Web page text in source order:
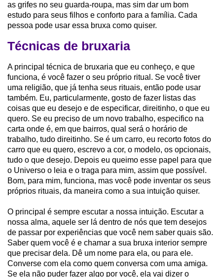
as grifes no seu guarda-roupa, mas sim dar um bom
estudo para seus filhos e conforto para a família. Cada
pessoa pode usar essa bruxa como quiser.
Técnicas de bruxaria
A principal técnica de bruxaria que eu conheço, e que
funciona, é você fazer o seu próprio ritual. Se você tiver
uma religião, que já tenha seus rituais, então pode usar
também. Eu, particularmente, gosto de fazer listas das
coisas que eu desejo e de especificar, direitinho, o que eu
quero. Se eu preciso de um novo trabalho, especifico na
carta onde é, em que bairros, qual será o horário de
trabalho, tudo direitinho. Se é um carro, eu recorto fotos do
carro que eu quero, escrevo a cor, o modelo, os opcionais,
tudo o que desejo. Depois eu queimo esse papel para que
o Universo o leia e o traga para mim, assim que possível.
Bom, para mim, funciona, mas você pode inventar os seus
próprios rituais, da maneira como a sua intuição quiser.
O principal é sempre escutar a nossa intuição. Escutar a
nossa alma, aquele ser lá dentro de nós que tem desejos
de passar por experiências que você nem saber quais são.
Saber quem você é e chamar a sua bruxa interior sempre
que precisar dela. Dê um nome para ela, ou para ele.
Converse com ela como quem conversa com uma amiga.
Se ela não puder fazer algo por você, ela vai dizer o